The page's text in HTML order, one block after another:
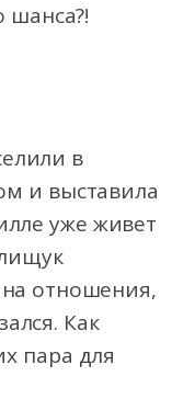
шанса?!
в
и выставила
уже живет
отношения,
Как
пара для